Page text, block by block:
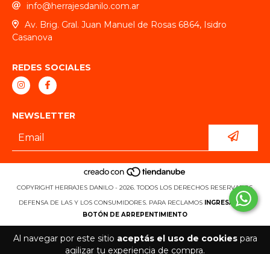
Al navegar por este sitio aceptás el uso de cookiespara
agilizar tu experiencia de compra.
info@herrajesdanilo.com.ar
Av. Brig. Gral. Juan Manuel de Rosas 6864, Isidro
Casanova
REDES SOCIALES
NEWSLETTER
COPYRIGHT HERRAJES DANILO - 2026. TODOS LOS DERECHOS RESERVADOS.
DEFENSA DE LAS Y LOS CONSUMIDORES. PARA RECLAMOS
INGRESÁ ACÁ.
BOTÓN DE ARREPENTIMIENTO